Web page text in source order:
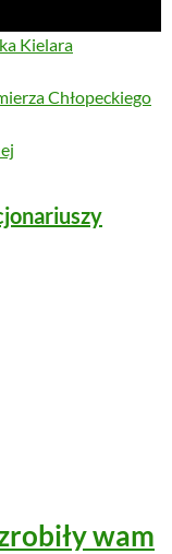
Kielara
Chłopeckiego
wam